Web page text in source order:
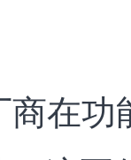
在